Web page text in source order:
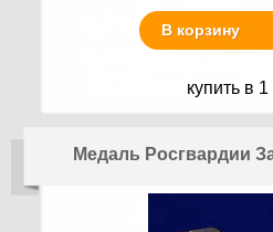
В корзину
купить в 1
Медаль Росгвардии